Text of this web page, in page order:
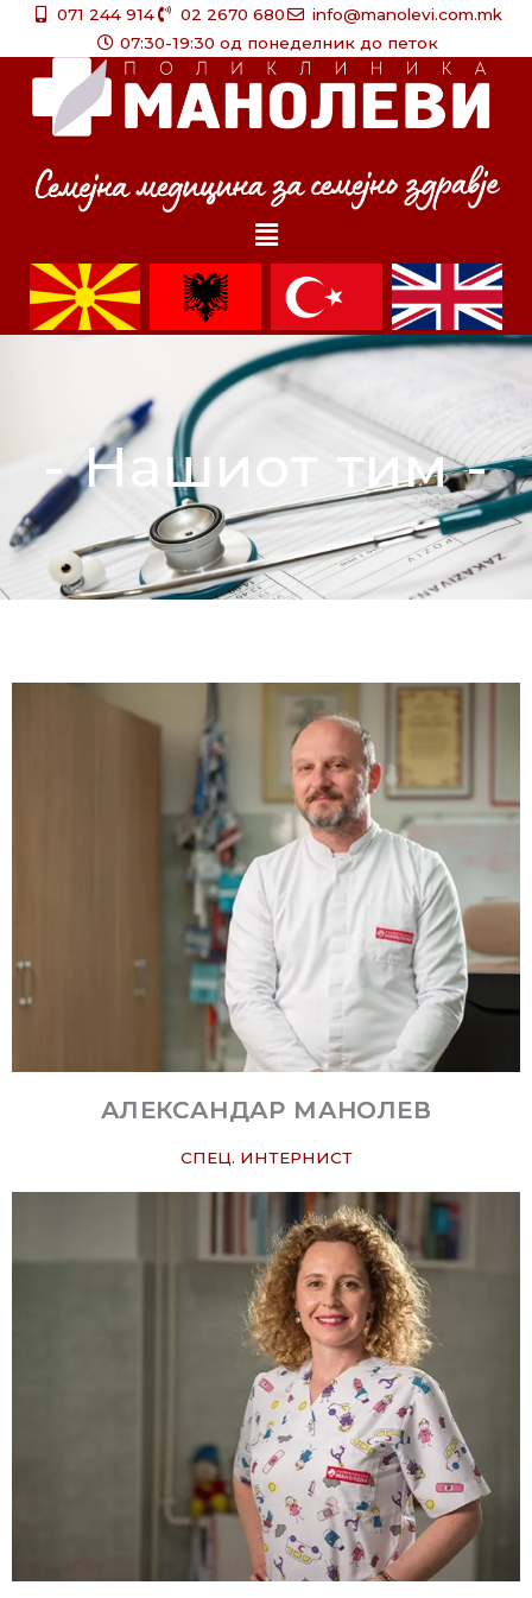
071 244 914 02 2670 680
info@manolevi.com.mk
07:30-19:30 од понеделник до петок
Menu
- Нашиот тим -
АЛЕКСАНДАР МАНОЛЕВ
СПЕЦ. ИНТЕРНИСТ